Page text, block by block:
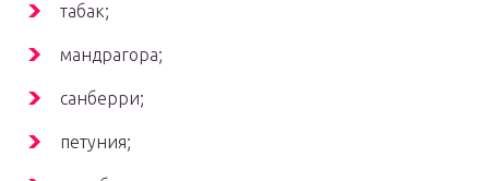
табак;
мандрагора;
санберри;
петуния;